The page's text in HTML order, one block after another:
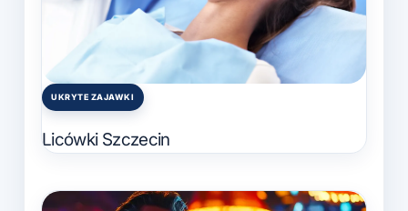
Posted
UKRYTE ZAJAWKI
Licówki Szczecin